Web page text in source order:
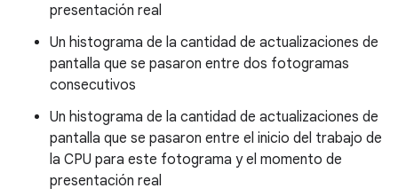
presentación real
Un histograma de la cantidad de actualizaciones de
pantalla que se pasaron entre dos fotogramas
consecutivos
Un histograma de la cantidad de actualizaciones de
pantalla que se pasaron entre el inicio del trabajo de
la CPU para este fotograma y el momento de
presentación real